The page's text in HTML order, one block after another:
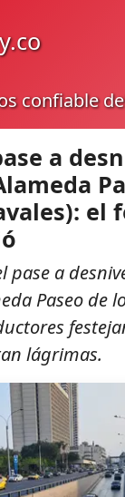
confiable
a
el
pase a
Paseo de
lágrimas.